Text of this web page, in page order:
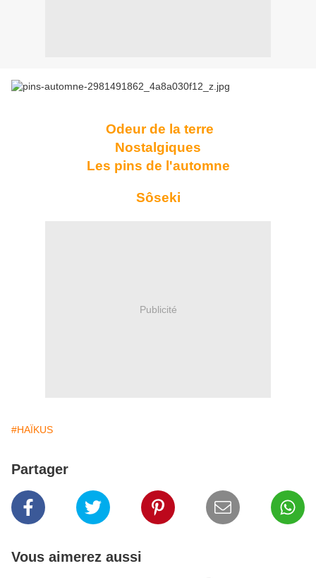
Odeur de la terre
Nostalgiques
Les pins de l'automne
Sôseki
Publicité
#HAÏKUS
Partager
Vous aimerez aussi